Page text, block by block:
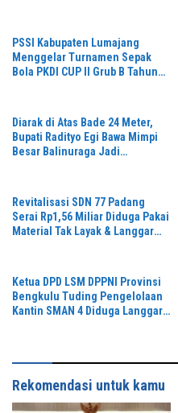
PSSI Kabupaten Lumajang
Menggelar Turnamen Sepak
Bola PKDI CUP II Grub B Tahun
Diarak di Atas Bade 24 Meter,
Bupati Radityo Egi Bawa Mimpi
Besar Balinuraga Jadi
Revitalisasi SDN 77 Padang
Serai Rp1,56 Miliar Diduga Pakai
Material Tak Layak & Langgar
Ketua DPD LSM DPPNI Provinsi
Bengkulu Tuding Pengelolaan
Kantin SMAN 4 Diduga Langgar
Rekomendasi untuk kamu